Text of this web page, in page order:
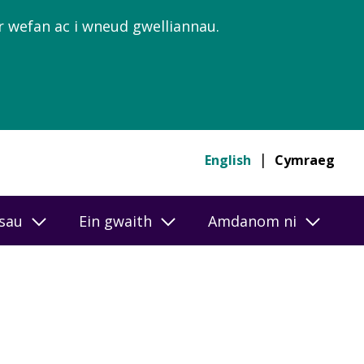
wefan ac i wneud gwelliannau.
English Cymraeg
Ein gwaith Amdanom ni